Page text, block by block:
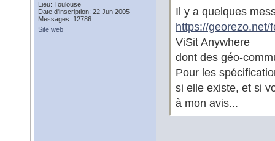
Lieu: Toulouse
Date d'inscription: 22 Jun 2005
Messages: 12786
Site web
Il y a quelques
https://georezo.net/
ViSit Anywhere
dont des géo-
Pour les
si elle existe, et si
à mon avis...